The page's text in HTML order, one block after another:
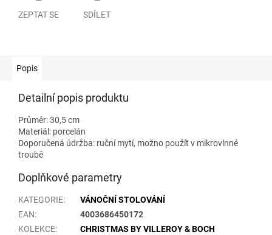
ZEPTAT SE SDÍLET
Popis
Detailní popis produktu
Průměr: 30,5 cm
Materiál: porcelán
Doporučená údržba: ruční mytí, možno použít v mikrovlnné
troubě
Doplňkové parametry
KATEGORIE:
VÁNOČNÍ STOLOVÁNÍ
EAN:
4003686450172
KOLEKCE:
CHRISTMAS BY VILLEROY & BOCH